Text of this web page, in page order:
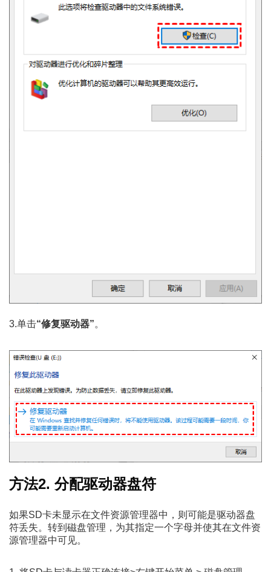
3.单击“修复驱动器”。
方法2. 分配驱动器盘符
如果SD卡未显示在文件资源管理器中，则可能是驱动器盘
符丢失。转到磁盘管理，为其指定一个字母并使其在文件资
源管理器中可见。